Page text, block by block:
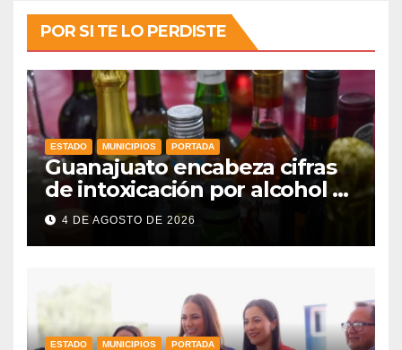
POR SI TE LO PERDISTE
ESTADO MUNICIPIOS PORTADA
Guanajuato encabeza cifras
de intoxicación por alcohol a
nivel nacional
4 DE AGOSTO DE 2026
ESTADO MUNICIPIOS PORTADA